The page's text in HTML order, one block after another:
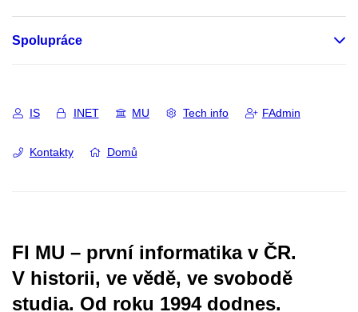
Spolupráce
IS INET MU Tech info FAdmin
Kontakty Domů
FI MU – první informatika v ČR.
V historii, ve vědě, ve svobodě
studia. Od roku 1994 dodnes.